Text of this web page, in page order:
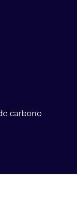
carbono